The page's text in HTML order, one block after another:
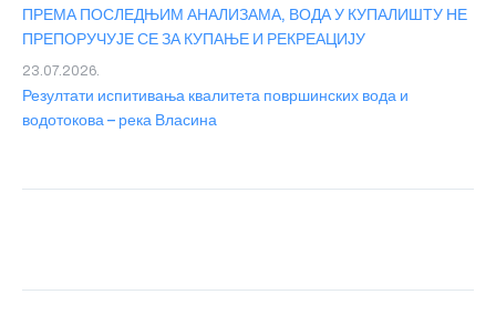
ПРЕМА ПОСЛЕДЊИМ АНАЛИЗАМА, ВОДА У КУПАЛИШТУ НЕ
ПРЕПОРУЧУЈЕ СЕ ЗА КУПАЊЕ И РЕКРЕАЦИЈУ
Резултати испитивања квалитета површинских вода и
водотокова – река Власина
23.07.2026.